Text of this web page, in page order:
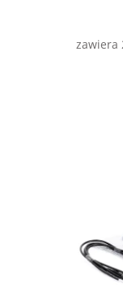
zawiera